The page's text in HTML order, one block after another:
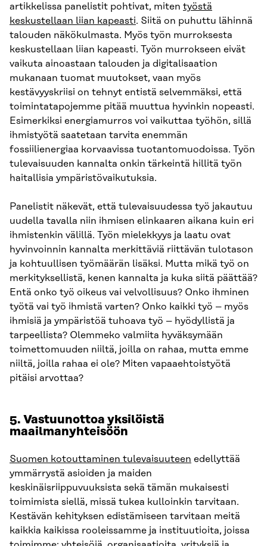
artikkelissa panelistit pohtivat, miten työstä
keskustellaan liian kapeasti. Siitä on puhuttu lähinnä
talouden näkökulmasta. Myös työn murroksesta
keskustellaan liian kapeasti. Työn murrokseen eivät
vaikuta ainoastaan talouden ja digitalisaation
mukanaan tuomat muutokset, vaan myös
kestävyyskriisi on tehnyt entistä selvemmäksi, että
toimintatapojemme pitää muuttua hyvinkin nopeasti.
Esimerkiksi energiamurros voi vaikuttaa työhön, sillä
ihmistyötä saatetaan tarvita enemmän
fossiilienergiaa korvaavissa tuotantomuodoissa. Työn
tulevaisuuden kannalta onkin tärkeintä hillitä työn
haitallisia ympäristövaikutuksia.
Panelistit näkevät, että tulevaisuudessa työ jakautuu
uudella tavalla niin ihmisen elinkaaren aikana kuin eri
ihmistenkin välillä. Työn mielekkyys ja laatu ovat
hyvinvoinnin kannalta merkittäviä riittävän tulotason
ja kohtuullisen työmäärän lisäksi. Mutta mikä työ on
merkityksellistä, kenen kannalta ja kuka siitä päättää?
Entä onko työ oikeus vai velvollisuus? Onko ihminen
työtä vai työ ihmistä varten? Onko kaikki työ – myös
ihmisiä ja ympäristöä tuhoava työ – hyödyllistä ja
tarpeellista? Olemmeko valmiita hyväksymään
toimettomuuden niiltä, joilla on rahaa, mutta emme
niiltä, joilla rahaa ei ole? Miten vapaaehtoistyötä
pitäisi arvottaa?
5. Vastuunottoa yksilöistä
maailmanyhteisöön
Suomen kotouttaminen tulevaisuuteen edellyttää
ymmärrystä asioiden ja maiden
keskinäisriippuvuuksista sekä tämän mukaisesti
toimimista siellä, missä tukea kulloinkin tarvitaan.
Kestävän kehityksen edistämiseen tarvitaan meitä
kaikkia kaikissa rooleissamme ja instituutioita, joissa